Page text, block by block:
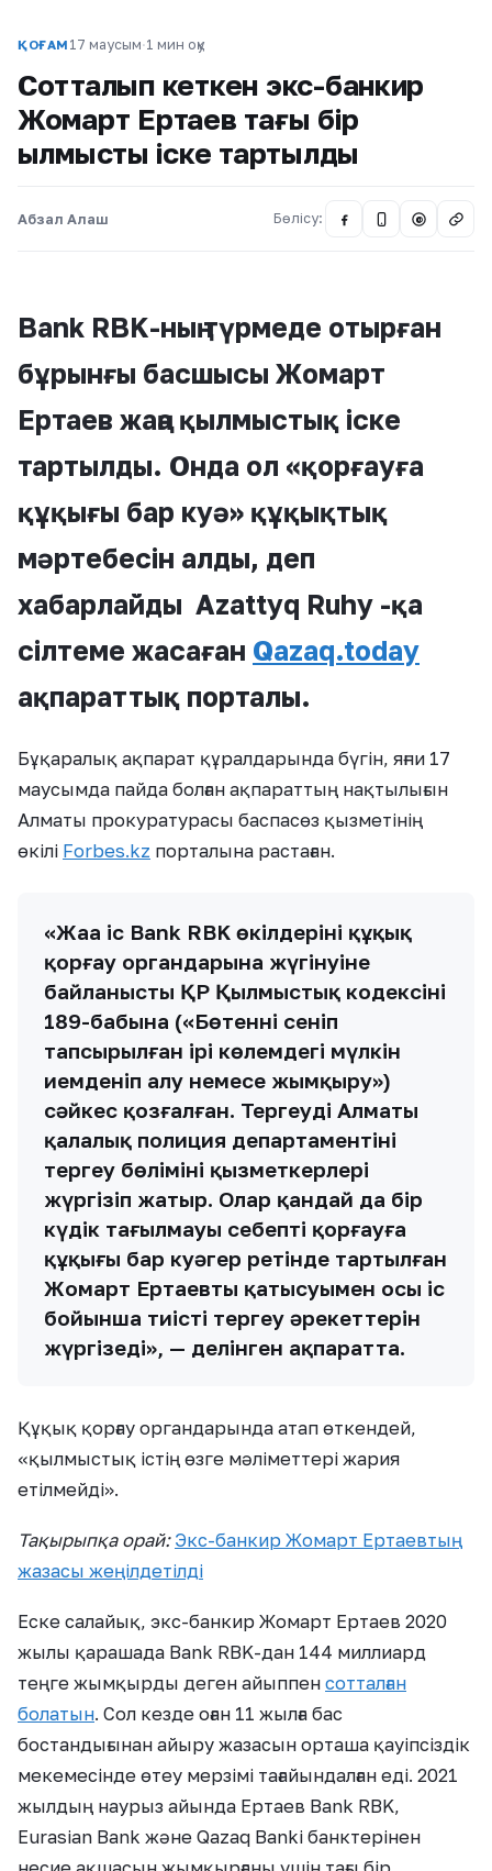
ҚОҒАМ 17 маусым·1 мин оқу
Сотталып кеткен экс-банкир
Жомарт Ертаев тағы бір
қылмыстық іске тартылды
Абзал Алаш Бөлісу: @
Bank RBK-ның түрмеде отырған
бұрынғы басшысы Жомарт
Ертаев жаңа қылмыстық іске
тартылды. Онда ол «қорғауға
құқығы бар куә» құқықтық
мәртебесін алды, деп
хабарлайды Azattyq Ruhy -қа
сілтеме жасаған Qazaq.today
ақпараттық порталы.
Бұқаралық ақпарат құралдарында бүгін, яғни 17
маусымда пайда болған ақпараттың нақтылығын
Алматы прокуратурасы баспасөз қызметінің
өкілі Forbes.kz порталына растаған.
«Жаңа іс Bank RBK өкілдерінің құқық
қорғау органдарына жүгінуіне
байланысты ҚР Қылмыстық кодексінің
189-бабына («Бөтеннің сеніп
тапсырылған ірі көлемдегі мүлкін
иемденіп алу немесе жымқыру»)
сәйкес қозғалған. Тергеуді Алматы
қалалық полиция департаментінің
тергеу бөлімінің қызметкерлері
жүргізіп жатыр. Олар қандай да бір
күдік тағылмауы себепті қорғауға
құқығы бар куәгер ретінде тартылған
Жомарт Ертаевтың қатысуымен осы іс
бойынша тиісті тергеу әрекеттерін
жүргізеді», — делінген ақпаратта.
Құқық қорғау органдарында атап өткендей,
«қылмыстық істің өзге мәліметтері жария
етілмейді».
Тақырыпқа орай: Экс-банкир Жомарт Ертаевтың
жазасы жеңілдетілді
Еске салайық, экс-банкир Жомарт Ертаев 2020
жылы қарашада Bank RBK-дан 144 миллиард
теңге жымқырды деген айыппен сотталған
болатын. Сол кезде оған 11 жылға бас
бостандығынан айыру жазасын орташа қауіпсіздік
мекемесінде өтеу мерзімі тағайындалған еді. 2021
жылдың наурыз айында Ертаев Bank RBK,
Eurasian Bank және Qazaq Banki банктерінен